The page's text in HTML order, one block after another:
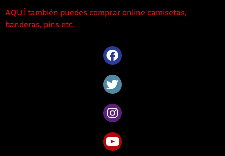
1win
casino
AQUÍ también puedes comprar online camisetas,
banderas, pins etc.